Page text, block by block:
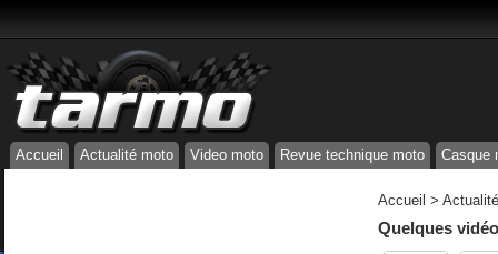
Accueil Actualité moto Video moto Revue technique moto Casque
Accueil >
Quelques